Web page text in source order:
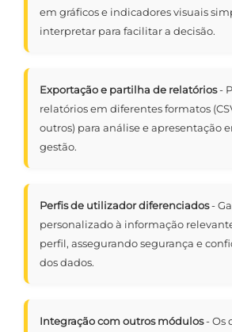
em gráficos e indicadores visuais
interpretar para facilitar a decisão.
Exportação e partilha de relatórios-
relatórios em diferentes formatos
outros) para análise e apresentação
gestão.
Perfis de utilizador diferenciados-
personalizado à informação
perfil, assegurando segurança e
dos dados.
Integração com outros módulos- Os